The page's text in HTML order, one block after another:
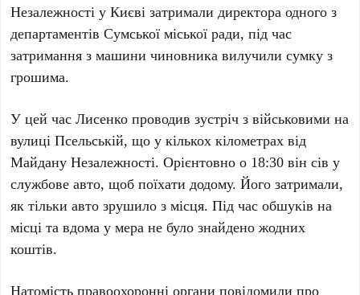
Незалежності у Києві затримали директора одного з
департаментів Сумської міської ради, під час
затримання з машини чиновника вилучили сумку з
грошима.
У цей час Лисенко проводив зустріч з військовими на
вулиці Псельській, що у кількох кілометрах від
Майдану Незалежності. Орієнтовно о 18:30 він сів у
службове авто, щоб поїхати додому. Його затримали,
як тільки авто зрушило з місця. Під час обшуків на
місці та вдома у мера не було знайдено жодних
коштів.
Натомість правоохоронні органи повідомили про